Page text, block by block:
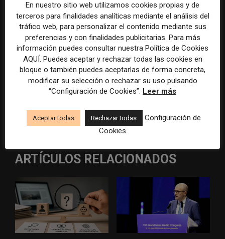
de las plataformas pueden corregir o limitar desde
su propia infraestructura.
Artículo anterior
Rafael Höhr se incorpora a
ABC como subdirector para
dirigir las apuestas
narrativas del área de
Artículo siguiente
El Español recupera el
abril mientras nueve diarios
del Top10 pierden lectores
ARTÍCULOS RELACIONADOS
En nuestro sitio web utilizamos cookies propias y de
terceros para finalidades analíticas mediante el análisis del
tráfico web, para personalizar el contenido mediante sus
preferencias y con finalidades publicitarias. Para más
información puedes consultar nuestra Política de Cookies
AQUÍ. Puedes aceptar y rechazar todas las cookies en
bloque o también puedes aceptarlas de forma concreta,
modificar su selección o rechazar su uso pulsando
“Configuración de Cookies”. Leer más
Aceptar todas Rechazar todas
Configuración de
Cookies